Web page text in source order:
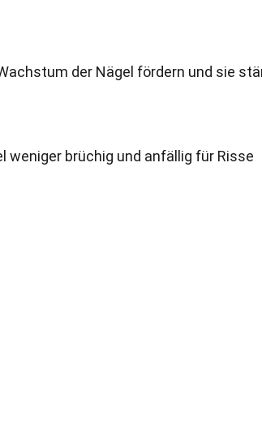
der Nägel fördern und sie
weniger brüchig und anfällig für Risse